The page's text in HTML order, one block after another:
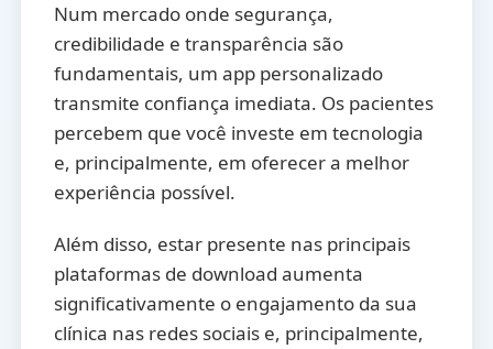
Num mercado onde segurança,
credibilidade e transparência são
fundamentais, um app personalizado
transmite confiança imediata. Os pacientes
percebem que você investe em tecnologia
e, principalmente, em oferecer a melhor
experiência possível.
Além disso, estar presente nas principais
plataformas de download aumenta
significativamente o engajamento da sua
clínica nas redes sociais e, principalmente,